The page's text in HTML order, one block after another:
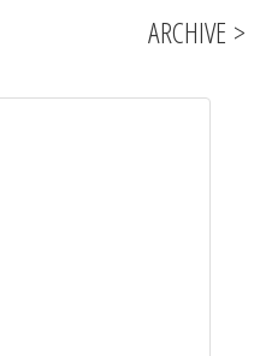
ARCHIVE >